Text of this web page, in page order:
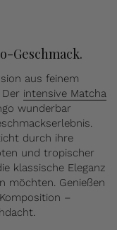
Geschmack.
aus feinem
intensive Matcha
wunderbar
durch ihre
und tropischer
klassische Eleganz
möchten. Genießen
–